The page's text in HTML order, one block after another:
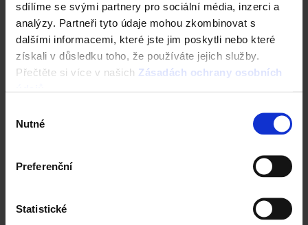
sdílíme se svými partnery pro sociální média, inzerci a
analýzy. Partneři tyto údaje mohou zkombinovat s
dalšími informacemi, které jste jim poskytli nebo které
získali v důsledku toho, že používáte jejich služby.
Přečtěte si více v našich Zásadách ochrany osobních
souhlasu
Nutné
Preferenční
Statistické
Next